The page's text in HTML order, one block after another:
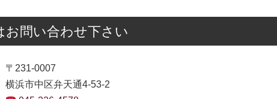
問い合わせ下さい
〒231-0007
横浜市中区弁天通4-53-2